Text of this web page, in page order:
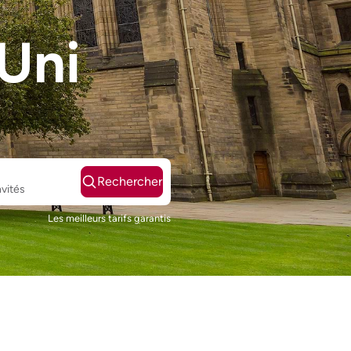
Rechercher
Les meilleurs tarifs garantis